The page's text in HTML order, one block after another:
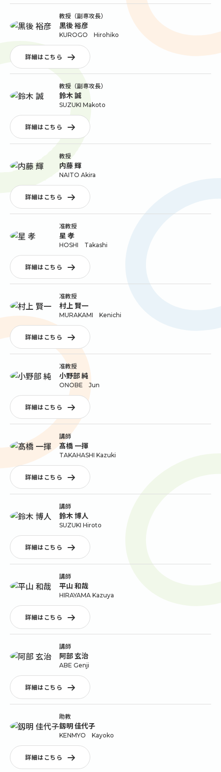
教授（副専攻長）
黒後 裕彦
KUROGO Hirohiko
詳細はこちら
教授（副専攻長）
鈴木 誠
SUZUKI Makoto
詳細はこちら
教授
内藤 輝
NAITO Akira
詳細はこちら
准教授
星 孝
HOSHI Takashi
詳細はこちら
准教授
村上 賢一
MURAKAMI Kenichi
詳細はこちら
准教授
小野部 純
ONOBE Jun
詳細はこちら
講師
髙橋 一揮
TAKAHASHI Kazuki
詳細はこちら
講師
鈴木 博人
SUZUKI Hiroto
詳細はこちら
講師
平山 和哉
HIRAYAMA Kazuya
詳細はこちら
講師
阿部 玄治
ABE Genji
詳細はこちら
助教
釼明 佳代子
KENMYO Kayoko
詳細はこちら